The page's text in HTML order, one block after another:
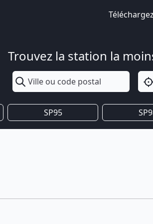
Trouvez la station la
SP95